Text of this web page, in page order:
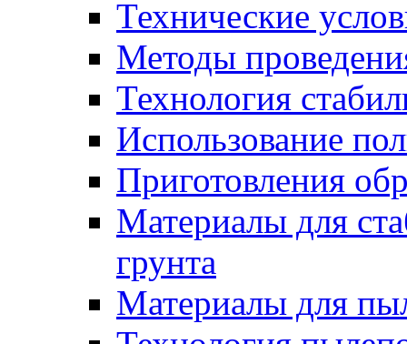
Технические
Методы
Технология
Использование
Приготовления
Материалы для
грунта
Материалы для